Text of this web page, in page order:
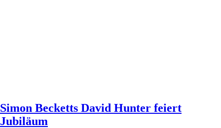
Simon Becketts David Hunter feiert
Jubiläum